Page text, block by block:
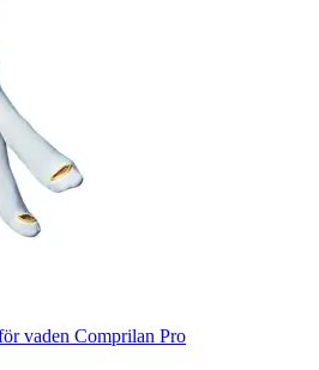
vaden Comprilan Pro